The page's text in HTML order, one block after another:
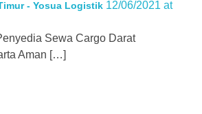
- Yosua Logistik 12/06/2021 at
Sewa Cargo Darat
Aman […]